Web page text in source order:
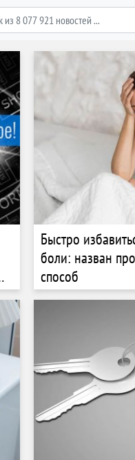
Быстро
боли: назван
способ